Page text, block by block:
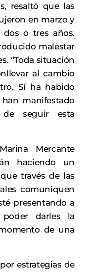
resaltó que las
en marzo y
o tres años.
malestar
“Toda situación
al cambio
Sí ha habido
manifestado
de seguir esta
Mercante
haciendo un
través de las
comuniquen
presentando a
darles la
de una
estrategias de